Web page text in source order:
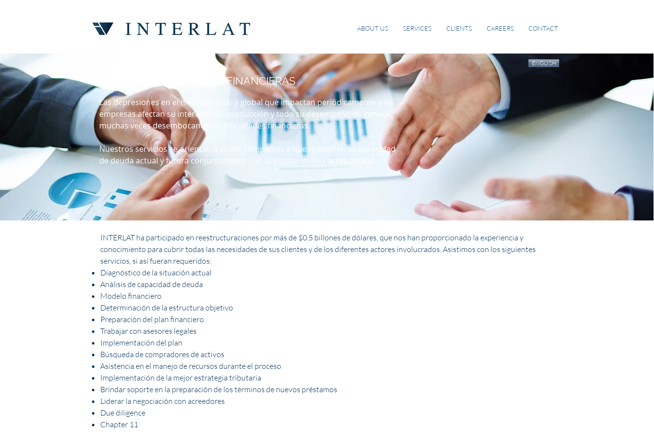
ABOUT US SERVICES CLIENTS CAREERS CONTACT
REESTRUCTURACIONESFINANCIERAS
Las depresiones en el mercado local y global que impactan periódicamente a las
empresas afectan su intercambio, producción y todo su desempeño en general,
muchas veces desembocando en dificultades financieras.
Nuestros servicios se orientan a asistir compañías a que rediseñen su capacidad
de deuda actual y futura conjuntamente con la institución(es) acreedora(s).
ENGLISH
INTERLAT ha participado en reestructuraciones por más de $0.5 billones de dólares, que nos han proporcionado la experiencia y
conocimiento para cubrir todas las necesidades de sus clientes y de los diferentes actores involucrados. Asistimos con los siguientes
servicios, si así fueran requeridos:
Diagnóstico de la situación actual
Análisis de capacidad de deuda
Modelo financiero
Determinación de la estructura objetivo
Preparación del plan financiero
Trabajar con asesores legales
Implementación del plan
Búsqueda de compradores de activos
Asistencia en el manejo de recursos durante el proceso
Implementación de la mejor estrategia tributaria
Brindar soporte en la preparación de los términos de nuevos préstamos
Liderar la negociación con acreedores
Due diligence
Chapter 11